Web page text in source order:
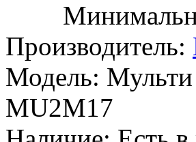
Производитель:
Модель:
MU2M17